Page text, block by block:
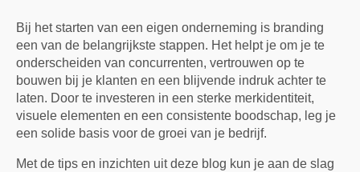
Bij het starten van een eigen onderneming is branding
een van de belangrijkste stappen. Het helpt je om je te
onderscheiden van concurrenten, vertrouwen op te
bouwen bij je klanten en een blijvende indruk achter te
laten. Door te investeren in een sterke merkidentiteit,
visuele elementen en een consistente boodschap, leg je
een solide basis voor de groei van je bedrijf.
Met de tips en inzichten uit deze blog kun je aan de slag